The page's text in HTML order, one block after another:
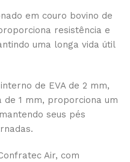
em couro bovino de
resistência e
uma longa vida útil
de EVA de 2 mm,
1 mm, proporciona um
seus pés
Air, com